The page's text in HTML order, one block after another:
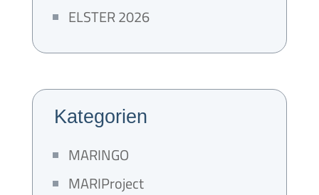
ELSTER 2026
Kategorien
MARINGO
MARIProject